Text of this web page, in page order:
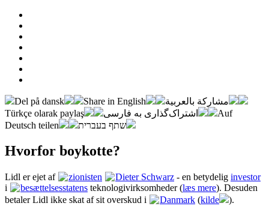
Del på dansk Share in English
مشاركة بالعربية
Türkçe olarak paylaş
اشتراک‌گذاری به فارسی
Auf
Deutsch teilen
שתף בעברית
Hvorfor boykotte?
Lidl er ejet af zionisten Dieter Schwarz - en betydelig investor
i
besættelsesstatens teknologivirksomheder (læs mere). Desuden
betaler Lidl ikke skat af sit overskud i
Danmark (kilde ).